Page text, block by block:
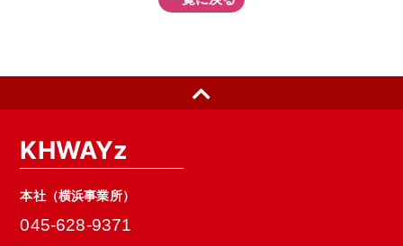
KHWAYz
本社（横浜事業所）
045-628-9371